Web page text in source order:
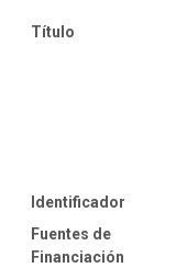
Título
Identificador
Fuentes de
Financiación